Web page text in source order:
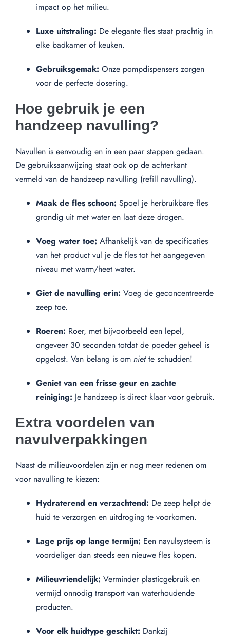
impact op het milieu.
Luxe uitstraling: De elegante fles staat prachtig in
elke badkamer of keuken.
Gebruiksgemak: Onze pompdispensers zorgen
voor de perfecte dosering.
Hoe gebruik je een
handzeep navulling?
Navullen is eenvoudig en in een paar stappen gedaan.
De gebruiksaanwijzing staat ook op de achterkant
vermeld van de handzeep navulling (refill navulling).
Maak de fles schoon: Spoel je herbruikbare fles
grondig uit met water en laat deze drogen.
Voeg water toe: Afhankelijk van de specificaties
van het product vul je de fles tot het aangegeven
niveau met warm/heet water.
Giet de navulling erin: Voeg de geconcentreerde
zeep toe.
Roeren: Roer, met bijvoorbeeld een lepel,
ongeveer 30 seconden totdat de poeder geheel is
opgelost. Van belang is om niette schudden!
Geniet van een frisse geur en zachte
reiniging: Je handzeep is direct klaar voor gebruik.
Extra voordelen van
navulverpakkingen
Naast de milieuvoordelen zijn er nog meer redenen om
voor navulling te kiezen:
Hydraterend en verzachtend: De zeep helpt de
huid te verzorgen en uitdroging te voorkomen.
Lage prijs op lange termijn: Een navulsysteem is
voordeliger dan steeds een nieuwe fles kopen.
Milieuvriendelijk: Verminder plasticgebruik en
vermijd onnodig transport van waterhoudende
producten.
Voor elk huidtype geschikt: Dankzij